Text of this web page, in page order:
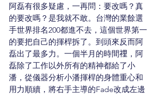
阿磊有很多疑慮，一再問：要改嗎？真
的要改嗎？是我就不敢。台灣的業餘選
手世界排名200都進不去，這個世界第一
的要把自己的揮桿拆了。到頭來反而阿
磊出了最多力。一個半月的時間𥚃，阿
磊除了工作以外所有的精神都給了小
潘，從儀器分析小潘揮桿的身體重心和
用力順續，將右手主導的Fade改成左邊